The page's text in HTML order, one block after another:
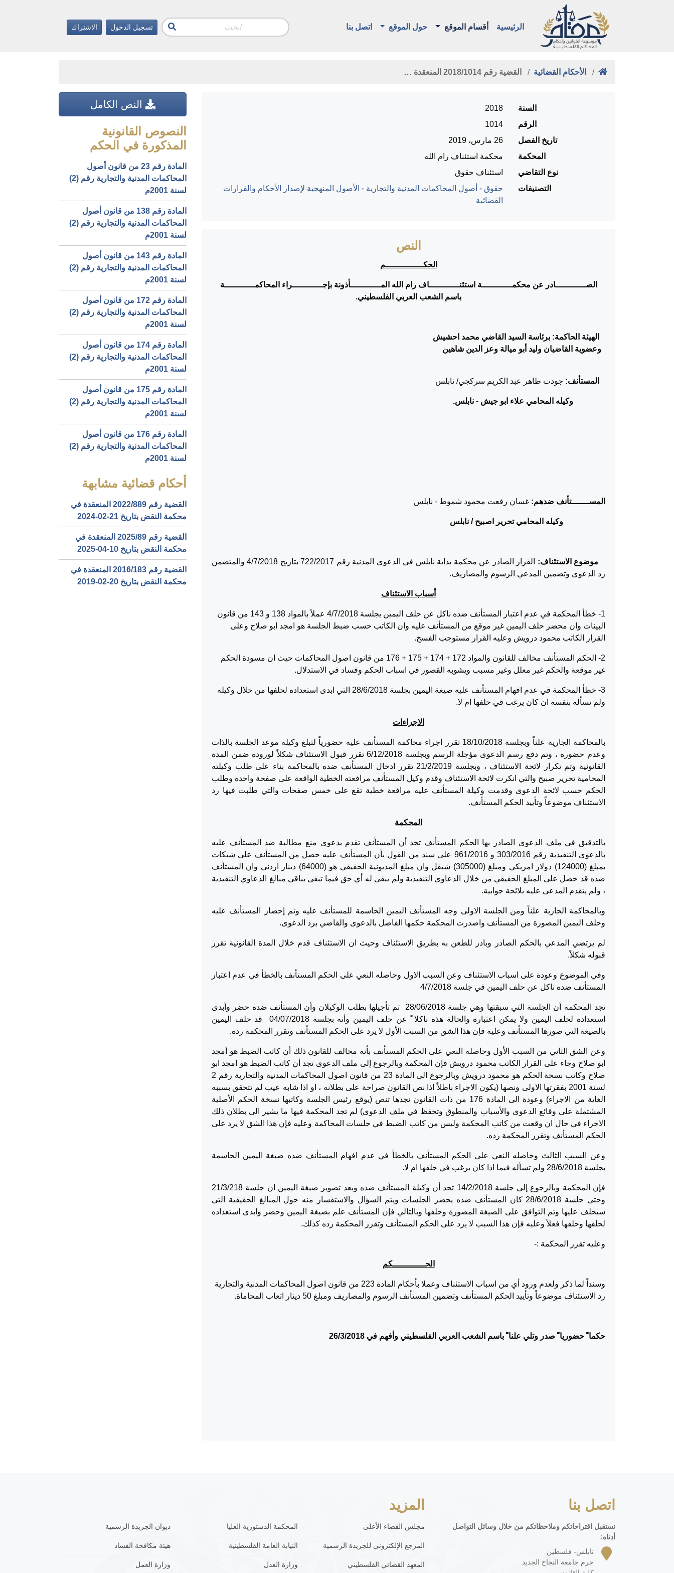
الرئيسية أقسام الموقع حول الموقع اتصل بنا تسجيل الدخول الاشتراك
الأحكام القضائية القضية رقم ‎1014‏/‎2018‏ المنعقدة …
السنة
2018
الرقم
1014
تاريخ الفصل
26 مارس، 2019
المحكمة
محكمة استئناف رام الله
نوع التقاضي
استئناف حقوق
التصنيفات
حقوق - أصول المحاكمات المدنية والتجارية - الأصول المنهجية لإصدار الأحكام والقرارات
القضائية
النص
الحكـــــــــــــــم
الصــــــــــــادر عن محكمــــــــــــة استئنــــــــــــاف رام الله المــــــــــــأذونة بإجــــــــــــراء المحاكمــــــــــــة
باسم الشعب العربي الفلسطيني.
الهيئة الحاكمة: برئاسة السيد القاضي محمد احشيش
وعضوية القاضيان وليد أبو ميالة وعز الدين شاهين
المستأنف: جودت طاهر عبد الكريم سركجي/ نابلس
وكيله المحامي علاء ابو جيش - نابلس.
المســـــــتأنف ضدهم: غسان رفعت محمود شموط - نابلس
وكيله المحامي تحرير اصبيح / نابلس
موضوع الاستئناف:
القرار الصادر عن محكمة بداية نابلس في الدعوى المدنية رقم 722/2017 بتاريخ 4/7/2018 والمتضمن
رد الدعوى وتضمين المدعي الرسوم والمصاريف.
أسباب الاستئناف
1- خطأ المحكمة في عدم اعتبار المستأنف ضده ناكل عن حلف اليمين بجلسة 4/7/2018 عملاً بالمواد 138 و 143 من قانون
البينات وان محضر حلف اليمين غير موقع من المستأنف عليه وان الكاتب حسب ضبط الجلسة هو امجد ابو صلاح وعلى
القرار الكاتب محمود درويش وعليه القرار مستوجب الفسخ.
2- الحكم المستأنف مخالف للقانون والمواد 172 + 174 + 175 + 176 من قانون اصول المحاكمات حيث ان مسودة الحكم
غير موقعة والحكم غير معلل وغير مسبب ويشوبه القصور في اسباب الحكم وفساد في الاستدلال.
3- خطأ المحكمة في عدم افهام المستأنف عليه صيغة اليمين بجلسة 28/6/2018 التي ابدى استعداده لحلفها من خلال وكيله
ولم تسأله بنفسه ان كان يرغب في حلفها ام لا.
الاجراءات
بالمحاكمة الجارية علناً وبجلسة 18/10/2018 تقرر اجراء محاكمة المستأنف عليه حضورياً لتبلغ وكيله موعد الجلسة بالذات
وعدم حضوره ، وتم دفع رسم الدعوى مؤجلة الرسم وبجلسة 6/12/2018 تقرر قبول الاستئناف شكلاً لوروده ضمن المدة
القانونية وتم تكرار لائحة الاستئناف ، وبجلسة 21/2/2019 تقرر ادخال المستأنف ضده بالمحاكمة بناء على طلب وكيلته
المحامية تحرير صبيح والتي انكرت لائحة الاستئناف وقدم وكيل المستأنف مرافعته الخطية الواقعة على صفحة واحدة وطلب
الحكم حسب لائحة الدعوى وقدمت وكيلة المستأنف عليه مرافعة خطية تقع على خمس صفحات والتي طلبت فيها رد
الاستئناف موضوعاً وتأييد الحكم المستأنف.
المحكمة
بالتدقيق في ملف الدعوى الصادر بها الحكم المستأنف تجد أن المستأنف تقدم بدعوى منع مطالبة ضد المستأنف عليه
بالدعوى التنفيذية رقم 303/2016 و 961/2016 على سند من القول بأن المستأنف عليه حصل من المستأنف على شيكات
بمبلغ (124000) دولار امريكي ومبلغ (305000) شيقل وان مبلغ المديونية الحقيقي هو (64000) دينار اردني وان المستأنف
ضده قد حصل على المبلغ الحقيقي من خلال الدعاوى التنفيذية ولم يبقى له أي حق فيما تبقى بباقي مبالغ الدعاوي التنفيذية
، ولم يتقدم المدعى عليه بلائحة جوابية.
وبالمحاكمة الجارية علناً ومن الجلسة الاولى وجه المستأنف اليمين الحاسمة للمستأنف عليه وتم إحضار المستأنف عليه
وحلف اليمين المصورة من المستأنف واصدرت المحكمة حكمها الفاصل بالدعوى والقاضي برد الدعوى.
لم يرتضي المدعي بالحكم الصادر وبادر للطعن به بطريق الاستئناف وحيث ان الاستئناف قدم خلال المدة القانونية تقرر
قبوله شكلاً.
وفي الموضوع وعودة على اسباب الاستئناف وعن السبب الاول وحاصله النعي على الحكم المستأنف بالخطأ في عدم اعتبار
المستأنف ضده ناكل عن حلف اليمين في جلسة 4/7/2018
تجد المحكمة أن الجلسة التي سبقتها وهي جلسة 28/06/2018 تم تأجيلها بطلب الوكيلان وأن المستأنف ضده حضر وأبدى
استعداده لحلف اليمين ولا يمكن اعتباره والحالة هذه ناكلا ً عن حلف اليمين وأنه بجلسة 04/07/2018 قد حلف اليمين
بالصيغة التي صورها المستأنف وعليه فإن هذا الشق من السبب الأول لا يرد على الحكم المستأنف وتقرر المحكمة رده.
وعن الشق الثاني من السبب الأول وحاصله النعي على الحكم المستأنف بأنه مخالف للقانون ذلك أن كاتب الضبط هو أمجد
ابو صلاح وجاء على القرار الكاتب محمود درويش فإن المحكمة وبالرجوع إلى ملف الدعوى تجد أن كاتب الضبط هو امجد ابو
صلاح وكاتب نسخة الحكم هو محمود درويش وبالرجوع الى المادة 23 من قانون اصول المحاكمات المدنية والتجارية رقم 2
لسنة 2001 بفقرتها الاولى ونصها (يكون الاجراء باطلاً اذا نص القانون صراحة على بطلانه ، او اذا شابه عيب لم تتحقق بسببه
الغاية من الاجراء) وعودة الى المادة 176 من ذات القانون نجدها تنص (يوقع رئيس الجلسة وكاتبها نسخة الحكم الأصلية
المشتملة على وقائع الدعوى والأسباب والمنطوق وتحفظ في ملف الدعوى) لم تجد المحكمة فيها ما يشير الى بطلان ذلك
الاجراء في حال ان وقعت من كاتب المحكمة وليس من كاتب الضبط في جلسات المحاكمة وعليه فإن هذا الشق لا يرد على
الحكم المستأنف وتقرر المحكمة رده.
وعن السبب الثالث وحاصله النعي على الحكم المستأنف بالخطأ في عدم افهام المستأنف ضده صيغة اليمين الحاسمة
بجلسة 28/6/2018 ولم تسأله فيما اذا كان يرغب في حلفها ام لا.
فإن المحكمة وبالرجوع إلى جلسة 14/2/2018 تجد أن وكيلة المستأنف ضده وبعد تصوير صيغة اليمين ان جلسة 21/3/218
وحتى جلسة 28/6/2018 كان المستأنف ضده يحضر الجلسات ويتم السؤال والاستفسار منه حول المبالغ الحقيقية التي
سيحلف عليها وتم التوافق على الصيغة المصورة وحلفها وبالتالي فإن المستأنف علم بصيغة اليمين وحضر وابدى استعداده
لحلفها وحلفها فعلاً وعليه فإن هذا السبب لا يرد على الحكم المستأنف وتقرر المحكمة رده كذلك.
وعليه تقرر المحكمة :-
الحـــــــــــــكم
وسنداً لما ذكر ولعدم ورود أي من اسباب الاستئناف وعملا بأحكام المادة 223 من قانون اصول المحاكمات المدنية والتجارية
رد الاستئناف موضوعاً وتأييد الحكم المستأنف وتضمين المستأنف الرسوم والمصاريف ومبلغ 50 دينار اتعاب المحاماة.
حكما ً حضوريا ً صدر وتلي علنا ً باسم الشعب العربي الفلسطيني وأفهم في 26/3/2018
النص الكامل
النصوص القانونية
المذكورة في الحكم
المادة رقم 23 من قانون أصول
المحاكمات المدنية والتجارية رقم (2)
لسنة 2001م
المادة رقم 138 من قانون أصول
المحاكمات المدنية والتجارية رقم (2)
لسنة 2001م
المادة رقم 143 من قانون أصول
المحاكمات المدنية والتجارية رقم (2)
لسنة 2001م
المادة رقم 172 من قانون أصول
المحاكمات المدنية والتجارية رقم (2)
لسنة 2001م
المادة رقم 174 من قانون أصول
المحاكمات المدنية والتجارية رقم (2)
لسنة 2001م
المادة رقم 175 من قانون أصول
المحاكمات المدنية والتجارية رقم (2)
لسنة 2001م
المادة رقم 176 من قانون أصول
المحاكمات المدنية والتجارية رقم (2)
لسنة 2001م
أحكام قضائية مشابهة
القضية رقم ‎889‏/‎2022‏ المنعقدة في
محكمة النقض بتاريخ ‎2024-02-21‏
القضية رقم ‎89‏/‎2025‏ المنعقدة في
محكمة النقض بتاريخ ‎2025-04-10‏
القضية رقم ‎183‏/‎2016‏ المنعقدة في
محكمة النقض بتاريخ ‎2019-02-20‏
اتصل بنا
نستقبل اقتراحاتكم وملاحظاتكم من خلال وسائل التواصل
أدناه:
نابلس- فلسطين
حرم جامعة النجاح الجديد
المزيد
مجلس القضاء الأعلى المحكمة الدستورية العليا ديوان الجريدة الرسمية
المرجع الإلكتروني للجريدة الرسمية النيابة العامة الفلسطينية هيئة مكافحة الفساد
المعهد القضائي الفلسطيني وزارة العدل وزارة العمل